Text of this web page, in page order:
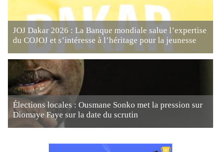
JOJ Dakar 2026 : La Banque mondiale salue l’expertise
du COJOJ et s’intéresse à l’héritage pour la jeunesse
Élections locales : Ousmane Sonko met la pression sur
Diomaye Faye sur la date du scrutin